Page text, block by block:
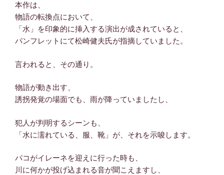
本作は、
物語の転換点において、
「水」を印象的に挿入する演出が成されていると、
パンフレットにて松崎健夫氏が指摘していました。
言われると、その通り。
物語が動き出す、
誘拐発覚の場面でも、雨が降っていましたし、
犯人が判明するシーンも、
「水に濡れている、服、靴」が、それを示唆します。
パコがイレーネを迎えに行った時も、
川に何かが投げ込まれる音が聞こえますし、